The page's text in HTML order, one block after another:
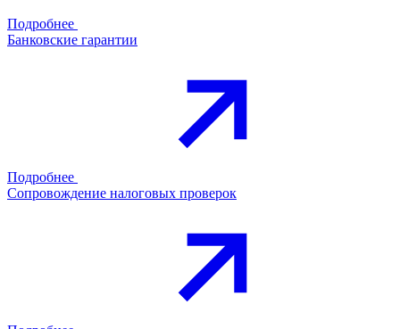
Подробнее
Банковские гарантии
Подробнее
Сопровождение налоговых проверок